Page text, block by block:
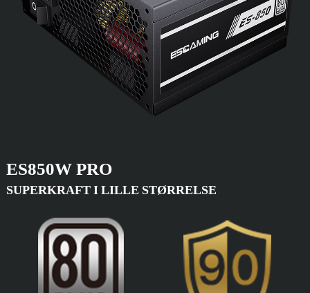
ES850W PRO
SUPERKRAFT I LILLE STØRRELSE